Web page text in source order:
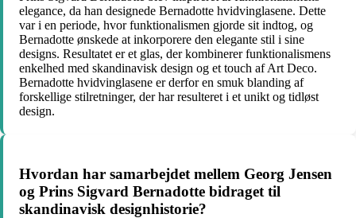
elegance, da han designede Bernadotte hvidvinglasene. Dette
var i en periode, hvor funktionalismen gjorde sit indtog, og
Bernadotte ønskede at inkorporere den elegante stil i sine
designs. Resultatet er et glas, der kombinerer funktionalismens
enkelhed med skandinavisk design og et touch af Art Deco.
Bernadotte hvidvinglasene er derfor en smuk blanding af
forskellige stilretninger, der har resulteret i et unikt og tidløst
design.
Hvordan har samarbejdet mellem Georg Jensen
og Prins Sigvard Bernadotte bidraget til
skandinavisk designhistorie?